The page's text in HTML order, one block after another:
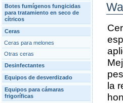
Botes fumígenos fungicidas
para tratamiento en seco de
cítricos
Ceras
Ceras para melones
Otras ceras
Desinfectantes
Equipos de desverdizado
Equipos para cámaras
frigoríficas
la